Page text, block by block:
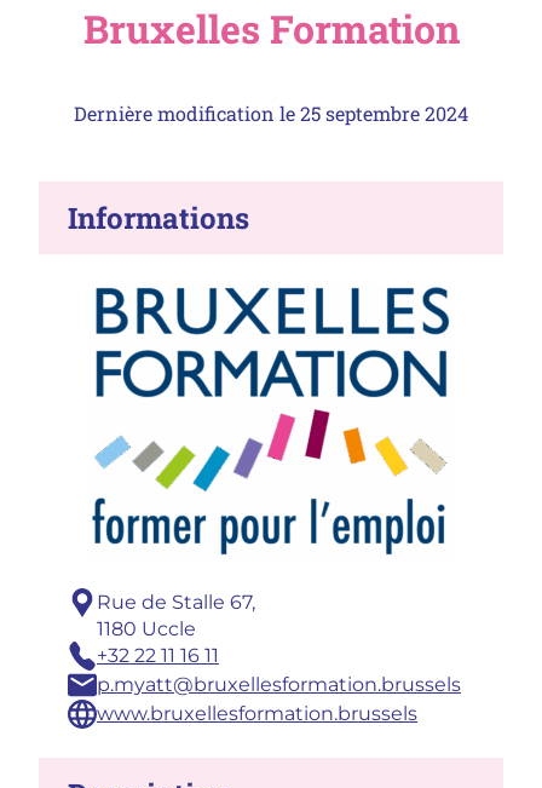
Bruxelles Formation
Dernière modification le25 septembre 2024
Informations
Adresse :
Rue de Stalle 67,
1180 Uccle
Téléphone :
+32 22 11 16 11
Email :
p.myatt@bruxellesformation.brussels
Site :www.bruxellesformation.brussels